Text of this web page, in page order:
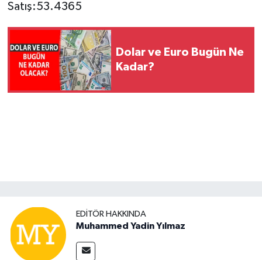
Satış:53.4365
Dolar ve Euro Bugün Ne
Kadar?
EDITÖR HAKKINDA
Muhammed Yadin Yılmaz
YAŞAM